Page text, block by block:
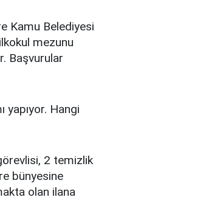
Kamu Belediyesi
mezunu
Başvurular
yapıyor. Hangi
2 temizlik
bünyesine
olan ilana